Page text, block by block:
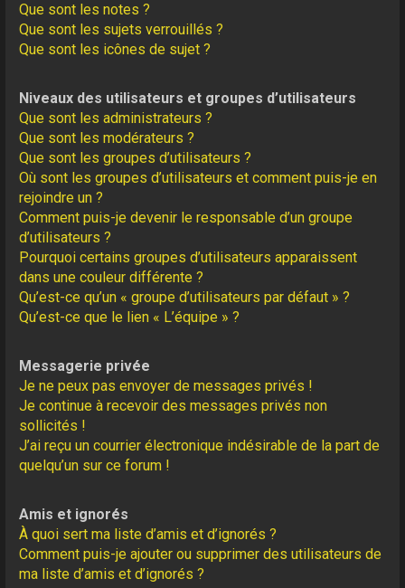
Que sont les notes ?
Que sont les sujets verrouillés ?
Que sont les icônes de sujet ?
Niveaux des utilisateurs et groupes d’utilisateurs
Que sont les administrateurs ?
Que sont les modérateurs ?
Que sont les groupes d’utilisateurs ?
Où sont les groupes d’utilisateurs et comment puis-je en
rejoindre un ?
Comment puis-je devenir le responsable d’un groupe
d’utilisateurs ?
Pourquoi certains groupes d’utilisateurs apparaissent
dans une couleur différente ?
Qu’est-ce qu’un « groupe d’utilisateurs par défaut » ?
Qu’est-ce que le lien « L’équipe » ?
Messagerie privée
Je ne peux pas envoyer de messages privés !
Je continue à recevoir des messages privés non
sollicités !
J’ai reçu un courrier électronique indésirable de la part de
quelqu’un sur ce forum !
Amis et ignorés
À quoi sert ma liste d’amis et d’ignorés ?
Comment puis-je ajouter ou supprimer des utilisateurs de
ma liste d’amis et d’ignorés ?